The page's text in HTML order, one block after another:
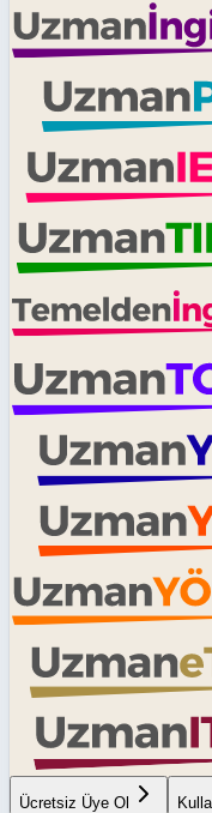
Ücretsiz Üye Ol